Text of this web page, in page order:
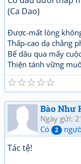
(Ca Dao)
Được-mất lòng
Thấp-cao dạ chẳng
Bể dâu qua mấy
Thiện tánh vững
☆
☆
☆
☆
☆
Bào Như
Ngày gửi:
Có
2
Tác tệ!